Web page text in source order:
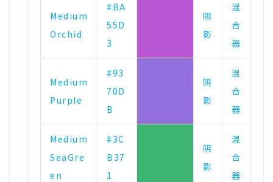
Medium
Orchid
#BA
55D
3
阴
影
混
合
器
Medium
Purple
#93
70D
B
阴
影
混
合
器
Medium
SeaGre
en
#3C
B37
1
阴
影
混
合
器